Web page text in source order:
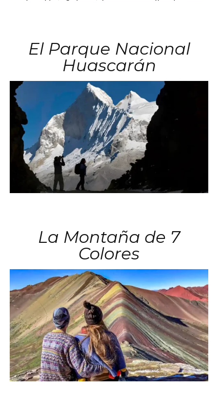
El Parque Nacional
Huascarán
La Montaña de 7
Colores